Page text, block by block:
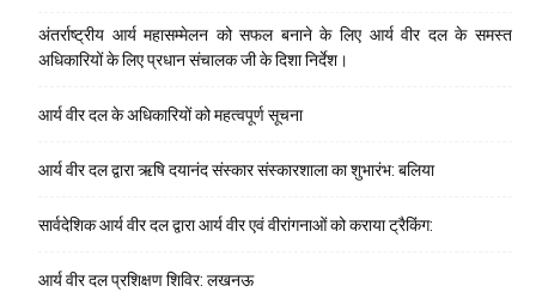
अंतर्राष्ट्रीय आर्य महासम्मेलन को सफल बनाने के लिए आर्य वीर दल के समस्त
अधिकारियों के लिए प्रधान संचालक जी के दिशा निर्देश।
आर्य वीर दल के अधिकारियों को महत्वपूर्ण सूचना
आर्य वीर दल द्वारा ऋषि दयानंद संस्कार संस्कारशाला का शुभारंभ: बलिया
सार्वदेशिक आर्य वीर दल द्वारा आर्य वीर एवं वीरांगनाओं को कराया ट्रैकिंग:
आर्य वीर दल प्रशिक्षण शिविर: लखनऊ